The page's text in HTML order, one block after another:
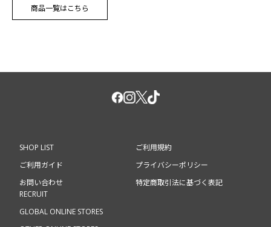
商品一覧はこちら
SHOP LIST
ご利用ガイド
お問い合わせ
ご利用規約
プライバシーポリシー
特定商取引法に基づく表記
RECRUIT
GLOBAL ONLINE STORES